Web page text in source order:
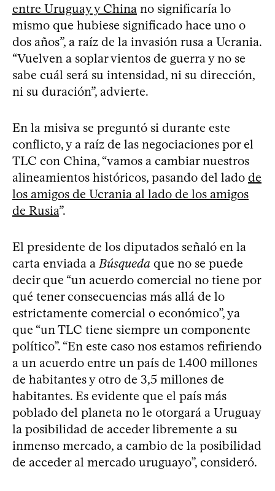
entre Uruguay y China no significaría lo
mismo que hubiese significado hace uno o
dos años”, a raíz de la invasión rusa a Ucrania.
“Vuelven a soplar vientos de guerra y no se
sabe cuál será su intensidad, ni su dirección,
ni su duración”, advierte.
En la misiva se preguntó si durante este
conflicto, y a raíz de las negociaciones por el
TLC con China, “vamos a cambiar nuestros
alineamientos históricos, pasando del lado de
los amigos de Ucrania al lado de los amigos
de Rusia”.
El presidente de los diputados señaló en la
carta enviada a Búsqueda que no se puede
decir que “un acuerdo comercial no tiene por
qué tener consecuencias más allá de lo
estrictamente comercial o económico”, ya
que “un TLC tiene siempre un componente
político”. “En este caso nos estamos refiriendo
a un acuerdo entre un país de 1.400 millones
de habitantes y otro de 3,5 millones de
habitantes. Es evidente que el país más
poblado del planeta no le otorgará a Uruguay
la posibilidad de acceder libremente a su
inmenso mercado, a cambio de la posibilidad
de acceder al mercado uruguayo”, consideró.